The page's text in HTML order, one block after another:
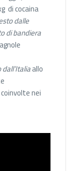
di cocaina
dalle
di bandiera
allo
nei